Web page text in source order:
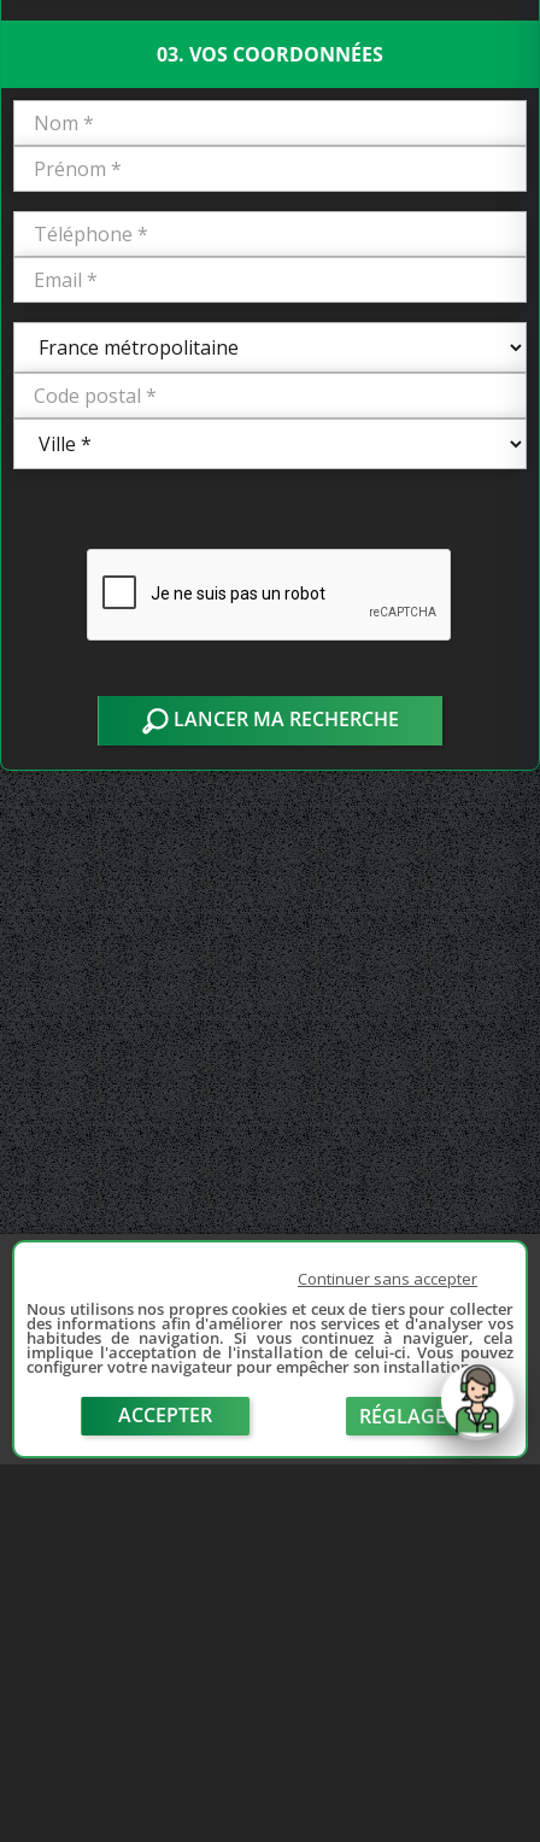
03. VOS COORDONNÉES
LANCER MA RECHERCHE
Continuer sans accepter
Nous utilisons nos propres cookies et ceux de tiers pour collecter
des informations afin d'améliorer nos services et d'analyser vos
habitudes de navigation. Si vous continuez à naviguer, cela
implique l'acceptation de l'installation de celui-ci. Vous pouvez
configurer votre navigateur pour empêcher son installation.
ACCEPTER RÉGLAGE